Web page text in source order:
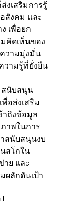
งเสริมการรู้
สังคม และ
เพื่อยก
คิดเห็นของ
วามมุ่งมั่น
วามรู้ที่ยั่งยืน
สนับสนุน
อส่งเสริม​
ถึงข้อมูล
าพในการ
สนับสนุนงบ
สโกใน
าย​ และ
ผลักดันเป้า